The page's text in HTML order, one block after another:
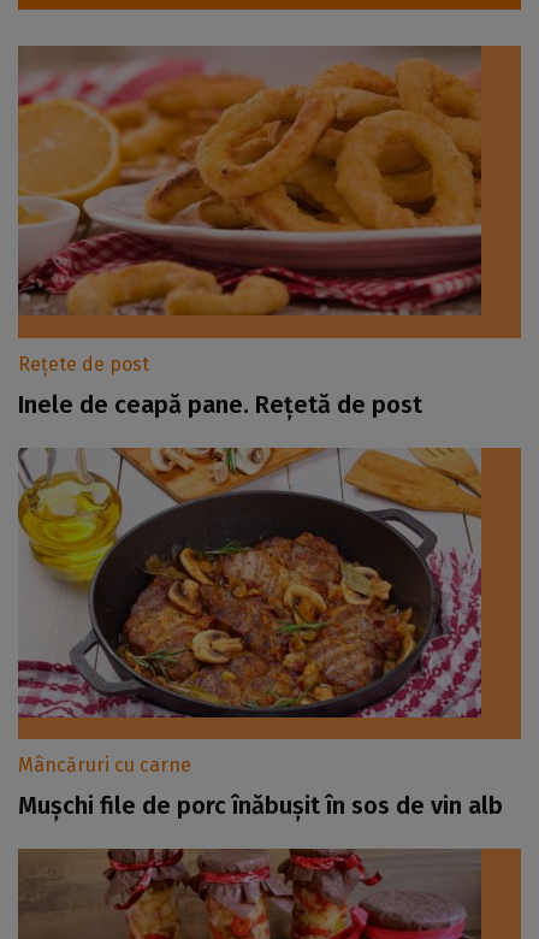
Rețete de post
Inele de ceapă pane. Rețetă de post
Mâncăruri cu carne
Mușchi file de porc înăbușit în sos de vin alb